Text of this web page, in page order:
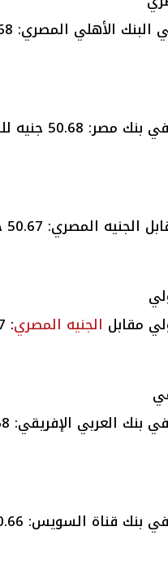
مقابل الجنيه المصري: 50.67
بنك العربي الإفريقي: 50.68
بنك قناة السويس: 50.66